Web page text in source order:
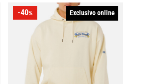
-40% Exclusivo online